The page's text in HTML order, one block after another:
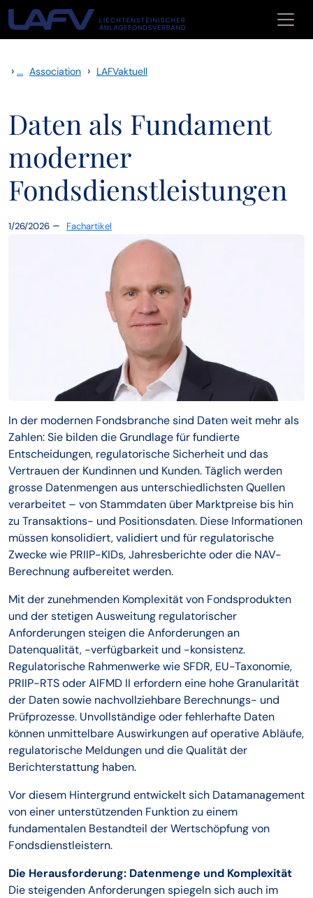
Skip to main content
›... Association › LAFVaktuell
Daten als Fundament
moderner
Fondsdienstleistungen
1/26/2026 – Fachartikel
In der modernen Fondsbranche sind Daten weit mehr als
Zahlen: Sie bilden die Grundlage für fundierte
Entscheidungen, regulatorische Sicherheit und das
Vertrauen der Kundinnen und Kunden. Täglich werden
grosse Datenmengen aus unterschiedlichsten Quellen
verarbeitet – von Stammdaten über Marktpreise bis hin
zu Transaktions- und Positionsdaten. Diese Informationen
müssen konsolidiert, validiert und für regulatorische
Zwecke wie PRIIP-KIDs, Jahresberichte oder die NAV-
Berechnung aufbereitet werden.
Mit der zunehmenden Komplexität von Fondsprodukten
und der stetigen Ausweitung regulatorischer
Anforderungen steigen die Anforderungen an
Datenqualität, -verfügbarkeit und -konsistenz.
Regulatorische Rahmenwerke wie SFDR, EU-Taxonomie,
PRIIP-RTS oder AIFMD II erfordern eine hohe Granularität
der Daten sowie nachvollziehbare Berechnungs- und
Prüfprozesse. Unvollständige oder fehlerhafte Daten
können unmittelbare Auswirkungen auf operative Abläufe,
regulatorische Meldungen und die Qualität der
Berichterstattung haben.
Vor diesem Hintergrund entwickelt sich Datamanagement
von einer unterstützenden Funktion zu einem
fundamentalen Bestandteil der Wertschöpfung von
Fondsdienstleistern.
Die Herausforderung: Datenmenge und Komplexität
Die steigenden Anforderungen spiegeln sich auch im